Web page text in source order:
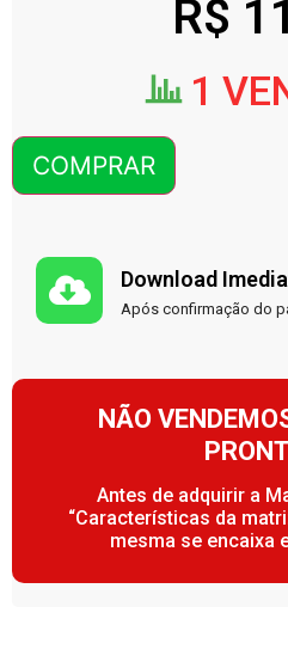
R$
1
COMPRAR
Download
Após confirmação do
NÃO
Antes de adquirir a
“Características da
mesma se encaixa